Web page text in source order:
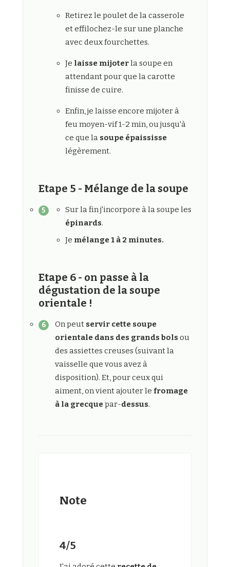
Retirez le poulet de la casserole
et effilochez-le sur une planche
avec deux fourchettes.
Je laisse mijoterla soupe en
attendant pour que la carotte
finisse de cuire.
Enfin, je laisse encore mijoter à
feu moyen-vif 1-2 min, ou jusqu'à
ce que la soupe épaississe
légèrement.
Etape 5 - Mélange de la soupe
Sur la fin j'incorpore à la soupe les
épinards.
Je mélange 1 à 2 minutes.
Etape 6 - on passe à la
dégustation de la soupe
orientale !
On peut servir cette soupe
orientale dans des grands bolsou
des assiettes creuses (suivant la
vaisselle que vous avez à
disposition). Et, pour ceux qui
aiment, on vient ajouter le fromage
à la grecquepar-dessus.
Note
4/5